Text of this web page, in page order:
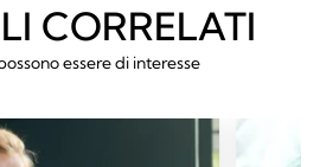
CORRELATI
essere di interesse